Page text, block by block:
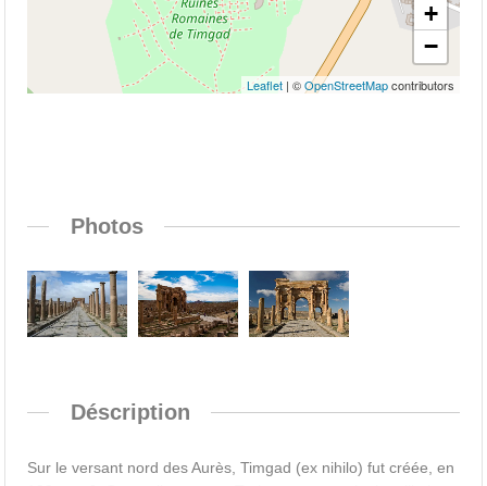
+
−
Leaflet| ©OpenStreetMapcontributors
Photos
Déscription
Sur le versant nord des Aurès, Timgad (ex nihilo) fut créée, en